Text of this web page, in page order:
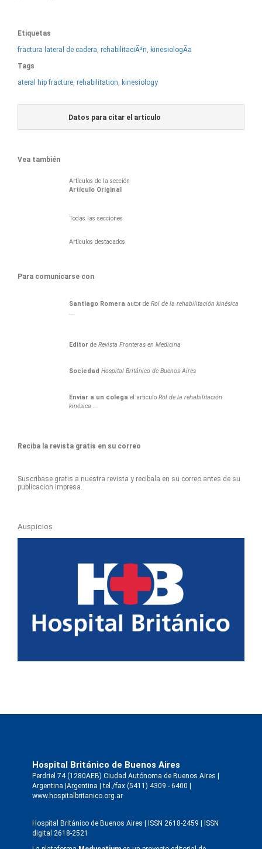
Etiquetas
fractura lateral de cadera, rehabilitaciÃ³n, kinesiologÃ­a
Tags
ateral hip fracture, rehabilitation, kinesiology
Datos para citar el articulo
Vea también
Artículos de la sección
Artículo Original
Todas las secciones
Artículos destacados
Para comunicarse con
Santiago Romera autor deRol de la rehabilitación kinésica
...
Editor deRevista Fronteras en Medicina
Sociedad Hospital Británico de Buenos Aires
Enviar a un colega el articuloRol de la rehabilitación
kinésica ...
Reciba la revista gratis en su correo
Suscribase gratis a nuestra revista y recibala en su correo antes de su
publicacion impresa.
Auspicios
Hospital Británico de Buenos Aires
Perdriel 74 (1280AEB) Ciudad Autónoma de Buenos Aires |
Argentina |Argentina | tel./fax (5411) 4309 - 6400 |
www.hospitalbritanico.org.ar
Hospital Británico de Buenos Aires | ISSN 2618-2459 | ISSN
digital 2618-2521